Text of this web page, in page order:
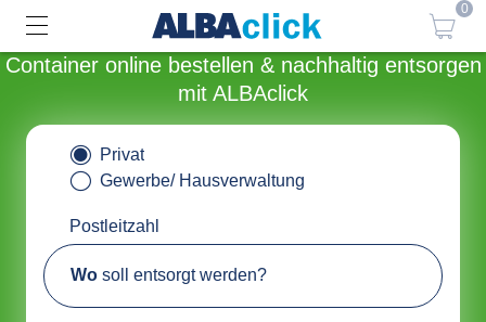
0
Container online bestellen & nachhaltig entsorgen
mit ALBAclick
Privat
Gewerbe/ Hausverwaltung
Postleitzahl
Wo soll entsorgt werden?